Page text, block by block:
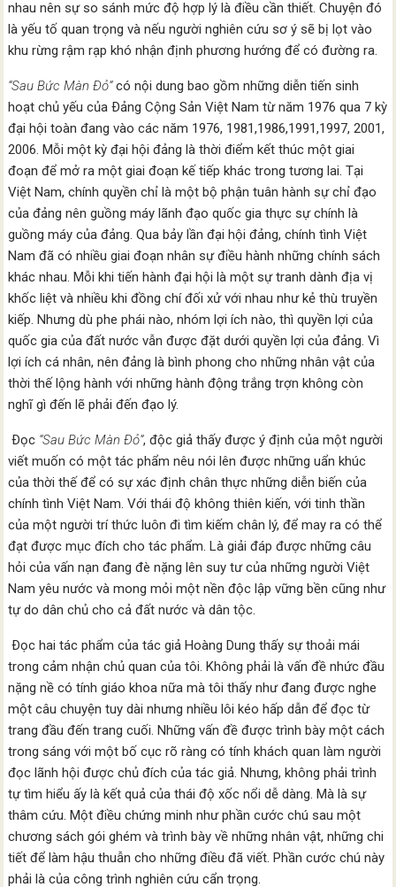
nhau nên sự so sánh mức độ hợp lý là điều cần thiết. Chuyện đó
là yếu tố quan trọng và nếu người nghiên cứu sơ ý sẽ bị lọt vào
khu rừng rậm rạp khó nhận định phương hướng để có đường ra.
“Sau Bức Màn Ðỏ”có nội dung bao gồm những diễn tiến sinh
hoạt chủ yếu của Ðảng Cộng Sản Việt Nam từ năm 1976 qua 7 kỳ
đại hội toàn đang vào các năm 1976, 1981,1986,1991,1997, 2001,
2006. Mỗi một kỳ đại hội đảng là thời điểm kết thúc một giai
đoạn để mở ra một giai đoạn kế tiếp khác trong tương lai. Tại
Việt Nam, chính quyền chỉ là một bộ phận tuân hành sự chỉ đạo
của đảng nên guồng máy lãnh đạo quốc gia thực sự chính là
guồng máy của đảng. Qua bảy lần đại hội đảng, chính tình Việt
Nam đã có nhiều giai đoạn nhân sự điều hành những chính sách
khác nhau. Mỗi khi tiến hành đại hội là một sự tranh dành địa vị
khốc liệt và nhiều khi đồng chí đối xử với nhau như kẻ thù truyền
kiếp. Nhưng dù phe phái nào, nhóm lợi ích nào, thì quyền lợi của
quốc gia của đất nước vẫn được đặt dưới quyền lợi của đảng. Vì
lợi ích cá nhân, nên đảng là bình phong cho những nhân vật của
thời thế lộng hành với những hành động trắng trợn không còn
nghĩ gì đến lẽ phải đến đạo lý.
Ðọc “Sau Bức Màn Ðỏ”, độc giả thấy được ý định của một người
viết muốn có một tác phẩm nêu nói lên được những uẩn khúc
của thời thế để có sự xác định chân thực những diễn biến của
chính tình Việt Nam. Với thái độ không thiên kiến, với tinh thần
của một người trí thức luôn đi tìm kiếm chân lý, để may ra có thể
đạt được mục đích cho tác phẩm. Là giải đáp được những câu
hỏi của vấn nạn đang đè nặng lên suy tư của những người Việt
Nam yêu nước và mong mỏi một nền độc lập vững bền cũng như
tự do dân chủ cho cả đất nước và dân tộc.
Ðọc hai tác phẩm của tác giả Hoàng Dung thấy sự thoải mái
trong cảm nhận chủ quan của tôi. Không phải là vấn đề nhức đầu
nặng nề có tính giáo khoa nữa mà tôi thấy như đang được nghe
một câu chuyện tuy dài nhưng nhiều lôi kéo hấp dẫn để đọc từ
trang đầu đến trang cuối. Những vấn đề được trình bày một cách
trong sáng với một bố cục rõ ràng có tính khách quan làm người
đọc lãnh hội được chủ đích của tác giả. Nhưng, không phải trình
tự tìm hiểu ấy là kết quả của thái độ xốc nổi dễ dàng. Mà là sự
thâm cứu. Một điều chứng minh như phần cước chú sau một
chương sách gói ghém và trình bày về những nhân vật, những chi
tiết để làm hậu thuẫn cho những điều đã viết. Phần cước chú này
phải là của công trình nghiên cứu cẩn trọng.